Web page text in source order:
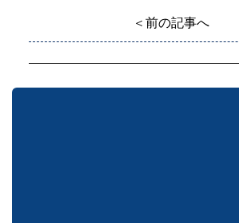
＜前の記事へ